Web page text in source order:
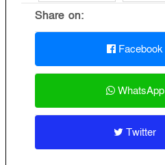
Share on:
Facebook
WhatsApp
Twitter